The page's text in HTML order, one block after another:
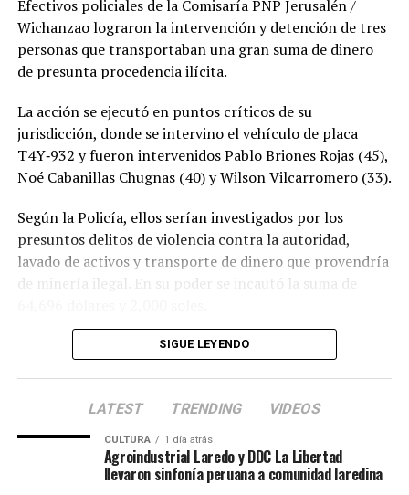
Efectivos policiales de la Comisaría PNP Jerusalén /
Wichanzao lograron la intervención y detención de tres
personas que transportaban una gran suma de dinero
de presunta procedencia ilícita.
La acción se ejecutó en puntos críticos de su
jurisdicción, donde se intervino el vehículo de placa
T4Y‑932 y fueron intervenidos Pablo Briones Rojas (45),
Noé Cabanillas Chugnas (40) y Wilson Vilcarromero (33).
Según la Policía, ellos serían investigados por los
presuntos delitos de violencia contra la autoridad,
lavado de activos y transporte de dinero que provendría
de minería ilegal. En su poder se incautó la suma de
SIGUE LEYENDO
LATEST TRENDING VIDEOS
CULTURA 1 día atrás
Agroindustrial Laredo y DDC La Libertad
llevaron sinfonía peruana a comunidad laredina